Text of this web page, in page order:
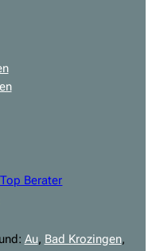
Au, Bad Krozingen,